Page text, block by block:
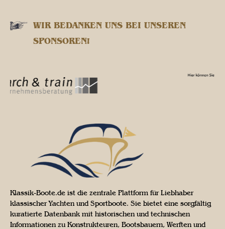
WIR BEDANKEN UNS BEI UNSEREN
SPONSOREN!
Klassik-Boote.de ist die zentrale Plattform für Liebhaber
klassischer Yachten und Sportboote. Sie bietet eine sorgfältig
kuratierte Datenbank mit historischen und technischen
Informationen zu Konstrukteuren, Bootsbauern, Werften und